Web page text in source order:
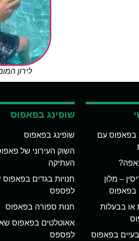
לירון
בפאפוס עם
– מלון
בפאפוס
או בבעלות
בפאפוס
שופינג בפאפוס
שופינג בפאפוס
השוק העירוני של
העתיקה
חנויות בגדים
לפספס
חנות ספורה בפאפוס
אאוטלטים בפאפוס
לפספס